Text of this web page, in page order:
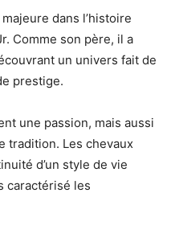
dans l’histoire
Comme son père, il a
un univers fait de
prestige.
une passion, mais aussi
tradition. Les chevaux
d’un style de vie
caractérisé les